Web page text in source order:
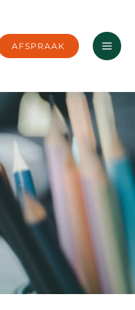
AFSPRAAK